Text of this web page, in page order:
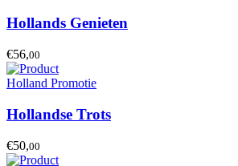
Hollands Genieten
€56,00
Holland Promotie
Hollandse Trots
€50,00